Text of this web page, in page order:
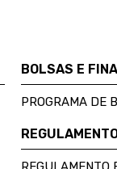
BOLSAS E
PROGRAMA DE